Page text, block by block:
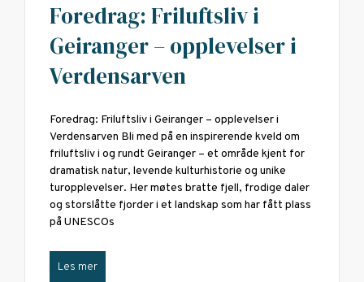
Foredrag: Friluftsliv i
Geiranger – opplevelser i
Verdensarven
Foredrag: Friluftsliv i Geiranger – opplevelser i
Verdensarven Bli med på en inspirerende kveld om
friluftsliv i og rundt Geiranger – et område kjent for
dramatisk natur, levende kulturhistorie og unike
turopplevelser. Her møtes bratte fjell, frodige daler
og storslåtte fjorder i et landskap som har fått plass
på UNESCOs
Les mer